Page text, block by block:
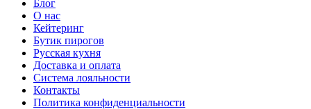
Блог
О нас
Кейтеринг
Бутик пирогов
Русская кухня
Доставка и оплата
Система лояльности
Контакты
Политика конфиденциальности